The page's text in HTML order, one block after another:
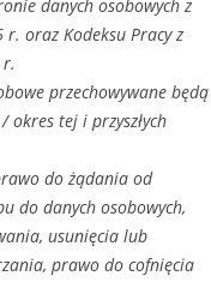
danych osobowych z
oraz Kodeksu Pracy z
przechowywane będą
tej i przyszłych
do żądania od
do danych osobowych,
usunięcia lub
prawo do cofnięcia